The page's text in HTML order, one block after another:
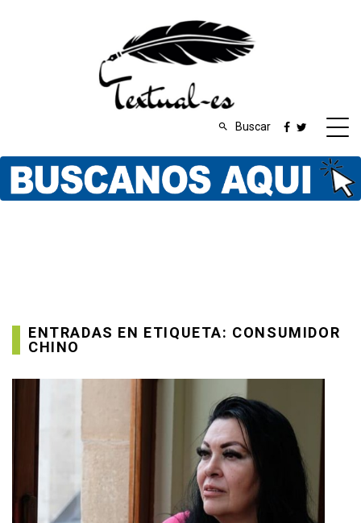
Buscar
ENTRADAS EN ETIQUETA: CONSUMIDOR
CHINO